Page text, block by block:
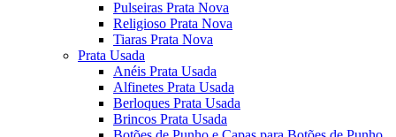
Pulseiras Prata Nova
Religioso Prata Nova
Tiaras Prata Nova
Prata Usada
Anéis Prata Usada
Alfinetes Prata Usada
Berloques Prata Usada
Brincos Prata Usada